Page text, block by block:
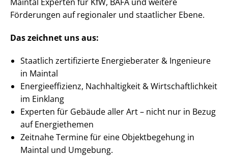
Förderungen auf regionaler und staatlicher Ebene.
Das zeichnet uns aus:
Staatlich zertifizierte Energieberater & Ingenieure
in Maintal
En­er­gie­ef­fi­zi­enz, Nachhaltigkeit & Wirt­schaft­lich­keit
im Einklang
Experten für Gebäude aller Art – nicht nur in Bezug
auf Energiethemen
Zeitnahe Termine für eine Objektbegehung in
Maintal und Umgebung.